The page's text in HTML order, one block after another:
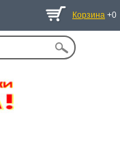
Корзина +0